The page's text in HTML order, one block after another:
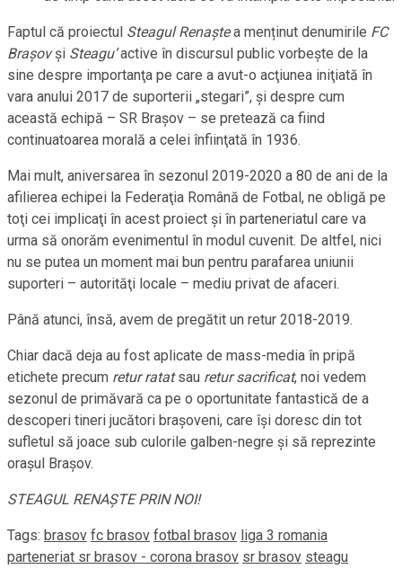
Faptul că proiectul Steagul Renaștea menținut denumirile FC
Braşovşi Steagu’active în discursul public vorbeşte de la
sine despre importanţa pe care a avut-o acţiunea iniţiată în
vara anului 2017 de suporterii „stegari”, şi despre cum
această echipă – SR Braşov – se pretează ca fiind
continuatoarea morală a celei înfiinţată în 1936.
Mai mult, aniversarea în sezonul 2019-2020 a 80 de ani de la
afilierea echipei la Federaţia Română de Fotbal, ne obligă pe
toţi cei implicaţi în acest proiect şi în parteneriatul care va
urma să onorăm evenimentul în modul cuvenit. De altfel, nici
nu se putea un moment mai bun pentru parafarea uniunii
suporteri – autorităţi locale – mediu privat de afaceri.
Până atunci, însă, avem de pregătit un retur 2018-2019.
Chiar dacă deja au fost aplicate de mass-media în pripă
etichete precum retur ratatsau retur sacrificat, noi vedem
sezonul de primăvară ca pe o oportunitate fantastică de a
descoperi tineri jucători braşoveni, care îşi doresc din tot
sufletul să joace sub culorile galben-negre şi să reprezinte
oraşul Braşov.
STEAGUL RENAŞTE PRIN NOI!
Tags: brasov fc brasov fotbal brasov liga 3 romania
parteneriat sr brasov - corona brasov sr brasov steagu